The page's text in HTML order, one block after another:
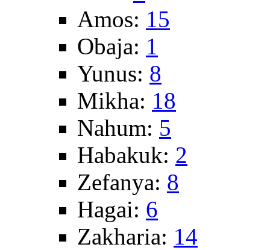
Amos: 15
Obaja: 1
Yunus: 8
Mikha: 18
Nahum: 5
Habakuk: 2
Zefanya: 8
Hagai: 6
Zakharia: 14